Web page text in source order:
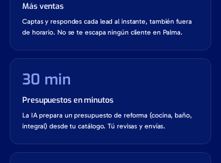
Más ventas
Captas y respondes cada lead al instante, también fuera
de horario. No se te escapa ningún cliente en Palma.
30 min
Presupuestos en minutos
La IA prepara un presupuesto de reforma (cocina, baño,
integral) desde tu catálogo. Tú revisas y envías.